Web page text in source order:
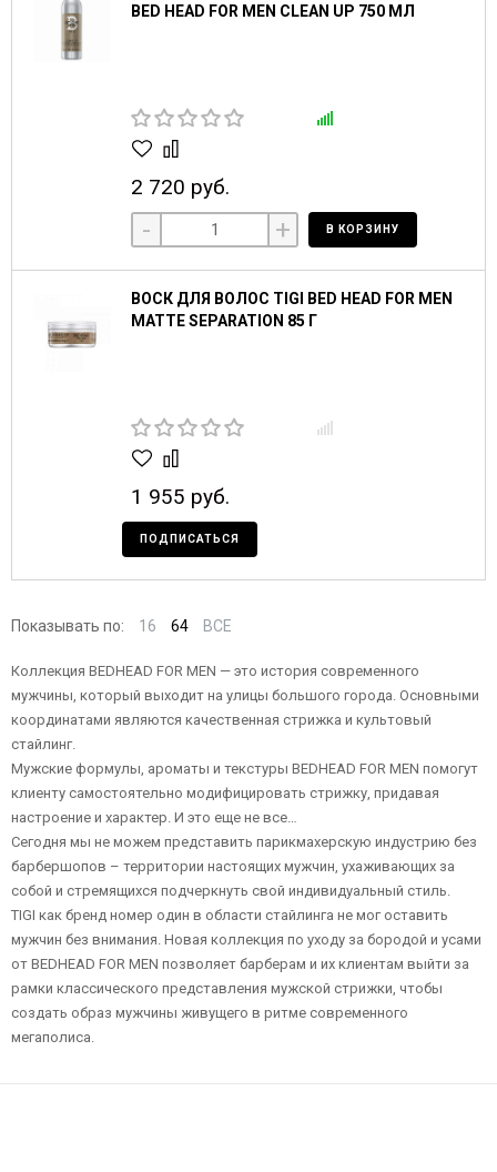
BED HEAD FOR MEN CLEAN UP 750 МЛ
2 720 руб.
- + В КОРЗИНУ
ВОСК ДЛЯ ВОЛОС TIGI BED HEAD FOR MEN
MATTE SEPARATION 85 Г
1 955 руб.
ПОДПИСАТЬСЯ
Показывать по: 16 64 ВСЕ
Коллекция BEDHEAD FOR MEN — это история современного
мужчины, который выходит на улицы большого города. Основными
координатами являются качественная стрижка и культовый
стайлинг.
Мужские формулы, ароматы и текстуры BEDHEAD FOR MEN помогут
клиенту самостоятельно модифицировать стрижку, придавая
настроение и характер. И это еще не все…
Сегодня мы не можем представить парикмахерскую индустрию без
барбершопов – территории настоящих мужчин, ухаживающих за
собой и стремящихся подчеркнуть свой индивидуальный стиль.
TIGI как бренд номер один в области стайлинга не мог оставить
мужчин без внимания. Новая коллекция по уходу за бородой и усами
от BEDHEAD FOR MEN позволяет барберам и их клиентам выйти за
рамки классического представления мужской стрижки, чтобы
создать образ мужчины живущего в ритме современного
мегаполиса.